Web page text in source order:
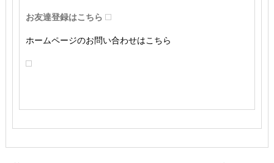
お友達登録はこちら
ホームページのお問い合わせはこちら